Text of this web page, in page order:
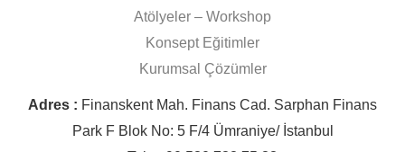
Atölyeler – Workshop
Konsept Eğitimler
Kurumsal Çözümler
Adres : Finanskent Mah. Finans Cad. Sarphan Finans
Park F Blok No: 5 F/4 Ümraniye/ İstanbul